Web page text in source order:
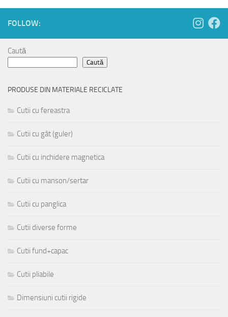
FOLLOW:
Caută
Caută
PRODUSE DIN MATERIALE RECICLATE
Cutii cu fereastra
Cutii cu gât (guler)
Cutii cu inchidere magnetica
Cutii cu manson/sertar
Cutii cu panglica
Cutii diverse forme
Cutii fund+capac
Cutii pliabile
Dimensiuni cutii rigide